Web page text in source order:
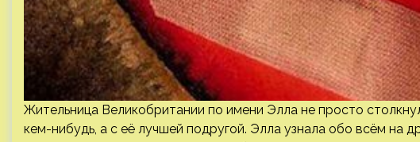
Жительница Великобритании по имени Элла не просто
кем-нибудь, а с её лучшей подругой. Элла узнала обо всём на